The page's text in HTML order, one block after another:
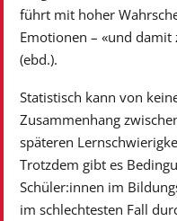
führt mit hoher
Emotionen – «und
(ebd.).
Statistisch kann von
Zusammenhang
späteren
Trotzdem gibt es
Schüler:innen im
im schlechtesten Fall